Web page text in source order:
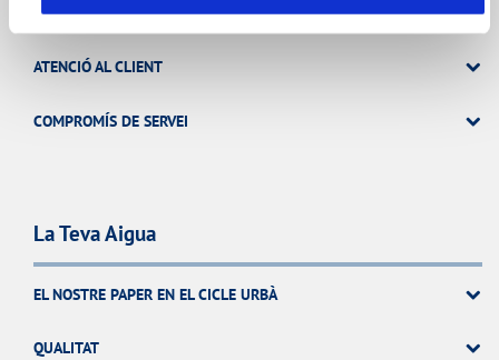
FACTURES I PREUS
ATENCIÓ AL CLIENT
COMPROMÍS DE SERVEI
La Teva Aigua
EL NOSTRE PAPER EN EL CICLE URBÀ
QUALITAT